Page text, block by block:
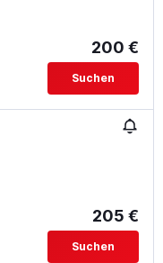
200 €
Suchen
205 €
Suchen